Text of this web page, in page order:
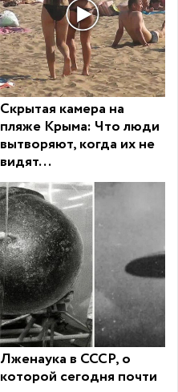
Скрытая камера на
пляже Крыма: Что люди
вытворяют, когда их не
видят...
Лженаука в СССР, о
которой сегодня почти